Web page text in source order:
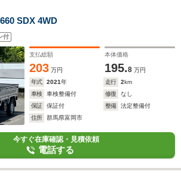
SDX 4WD
付
支払総額
203 万円
本体価格
195.8 万円
年式
2021年 走行 2km
車検
車検整備付 修復
なし
保証
保証付 整備
法定整備付
住所
群馬県富岡市
今すぐ在庫確認・見積依頼
電話する